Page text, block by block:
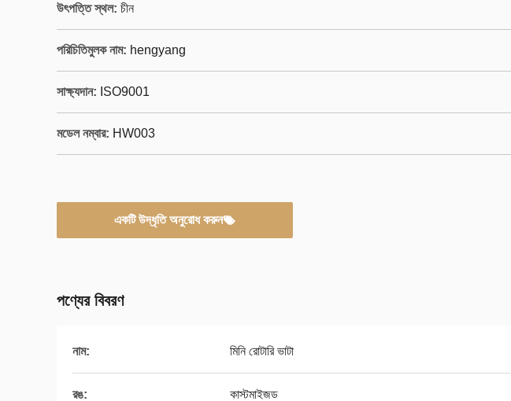
উৎপত্তি স্থল: চীন
পরিচিতিমুলক নাম: hengyang
সাক্ষ্যদান: ISO9001
মডেল নম্বার: HW003
একটি উদ্ধৃতি অনুরোধ করুন
পণ্যের বিবরণ
নাম: মিনি রোটারি ভাটা
রঙ: কাস্টমাইজড